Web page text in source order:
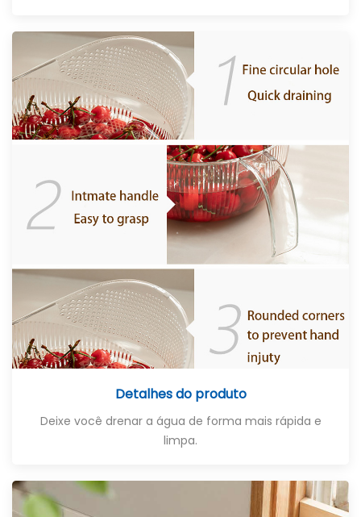
Detalhes do produto
Deixe você drenar a água de forma mais rápida e
limpa.